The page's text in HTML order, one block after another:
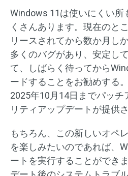
Windows 11は使いにくい所
くさんあります。現在のと
リースされてから数か月し
多くのバグがあり、安定し
て、しばらく待ってから
ードすることをお勧めする
2025年10月14日までパッチ
リティアップデートが提供
もちろん、この新しいオペ
を楽しみたいのであれば、
ートを実行することができ